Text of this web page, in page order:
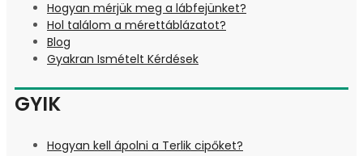
Hogyan mérjük meg a lábfejünket?
Hol találom a mérettáblázatot?
Blog
Gyakran Ismételt Kérdések
GYIK
Hogyan kell ápolni a Terlik cipőket?